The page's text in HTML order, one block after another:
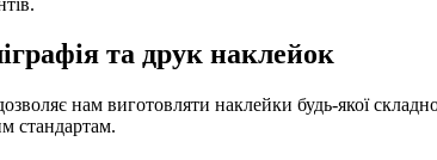
та друк наклейок
нам виготовляти наклейки будь-якої
стандартам.